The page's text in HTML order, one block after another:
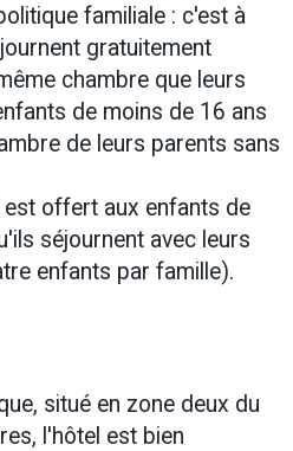
familiale : c'est à
gratuitement
chambre que leurs
de moins de 16 ans
de leurs parents sans
est offert aux enfants de
séjournent avec leurs
enfants par famille).
situé en zone deux du
l'hôtel est bien